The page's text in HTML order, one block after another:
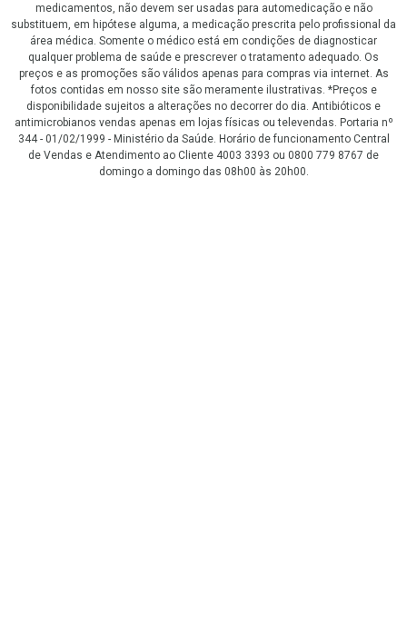
medicamentos, não devem ser usadas para automedicação e não
substituem, em hipótese alguma, a medicação prescrita pelo profissional da
área médica. Somente o médico está em condições de diagnosticar
qualquer problema de saúde e prescrever o tratamento adequado. Os
preços e as promoções são válidos apenas para compras via internet. As
fotos contidas em nosso site são meramente ilustrativas. *Preços e
disponibilidade sujeitos a alterações no decorrer do dia. Antibióticos e
antimicrobianos vendas apenas em lojas físicas ou televendas. Portaria nº
344 - 01/02/1999 - Ministério da Saúde. Horário de funcionamento Central
de Vendas e Atendimento ao Cliente 4003 3393 ou 0800 779 8767 de
domingo a domingo das 08h00 às 20h00.